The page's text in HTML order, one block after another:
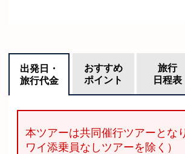
出発日・
旅行代金
おすすめ
ポイント
旅行
日程表
本ツアーは共同催行ツアーとな
ワイ添乗員なしツアーを除く）